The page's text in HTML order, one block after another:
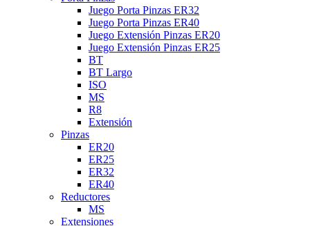
Juego Porta Pinzas ER32
Juego Porta Pinzas ER40
Juego Extensión Pinzas ER20
Juego Extensión Pinzas ER25
BT
BT Largo
ISO
MS
R8
Extensión
Pinzas
ER20
ER25
ER32
ER40
Reductores
MS
Extensiones